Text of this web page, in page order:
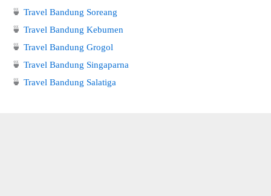
🍵 Travel Bandung Soreang
🍵 Travel Bandung Kebumen
🍵 Travel Bandung Grogol
🍵 Travel Bandung Singaparna
🍵 Travel Bandung Salatiga